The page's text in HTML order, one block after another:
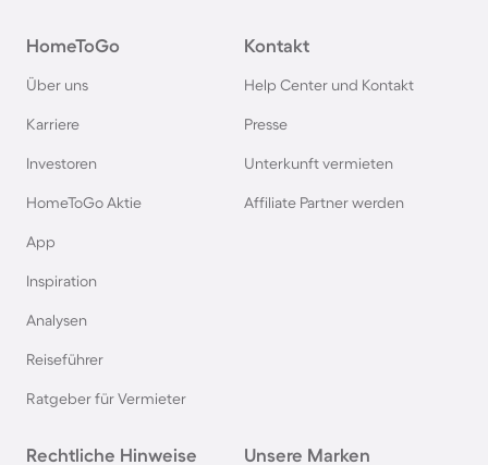
Hütten und Chalets im Montafon
Chalets und Hütten in Mayrhofen
Chalets und Hütten in Belgien
Chalets und Hütten in Flachau
HomeToGo
Über uns
Karriere
Investoren
HomeToGo Aktie
App
Inspiration
Analysen
Reiseführer
Ratgeber für Vermieter
Kontakt
Help Center und Kontakt
Presse
Unterkunft vermieten
Affiliate Partner werden
Rechtliche Hinweise Unsere Marken